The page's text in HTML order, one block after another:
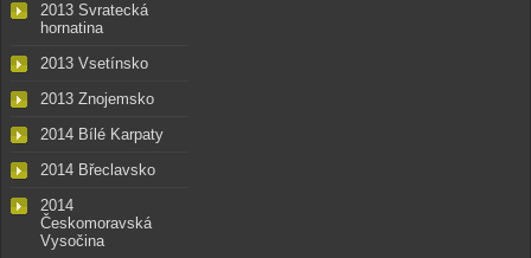
2013 Svratecká
hornatina
2013 Vsetínsko
2013 Znojemsko
2014 Bílé Karpaty
2014 Břeclavsko
2014
Českomoravská
Vysočina